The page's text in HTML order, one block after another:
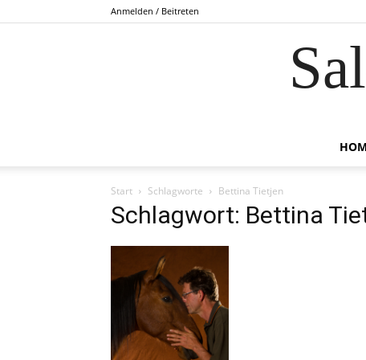
Anmelden / Beitreten
Start Schlagworte Bettina Tietjen
Schlagwort: Bettina